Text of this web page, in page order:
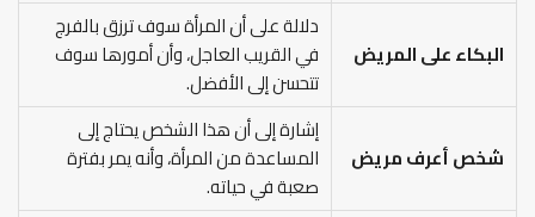
البكاء على المريض
دلالة على أن المرأة سوف ترزق بالفرج
في القريب العاجل، وأن أمورها سوف
تتحسن إلى الأفضل.
شخص أعرف مريض
إشارة إلى أن هذا الشخص يحتاج إلى
المساعدة من المرأة، وأنه يمر بفترة
صعبة في حياته.